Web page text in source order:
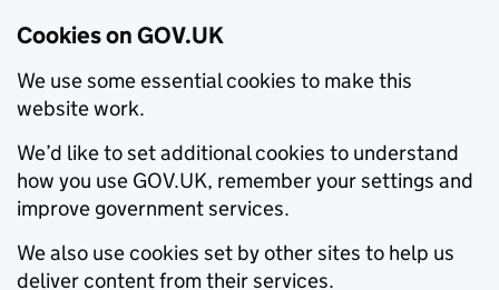
Cookies on GOV.UK
We use some essential cookies to make this
website work.
We’d like to set additional cookies to understand
how you use GOV.UK, remember your settings and
improve government services.
We also use cookies set by other sites to help us
deliver content from their services.